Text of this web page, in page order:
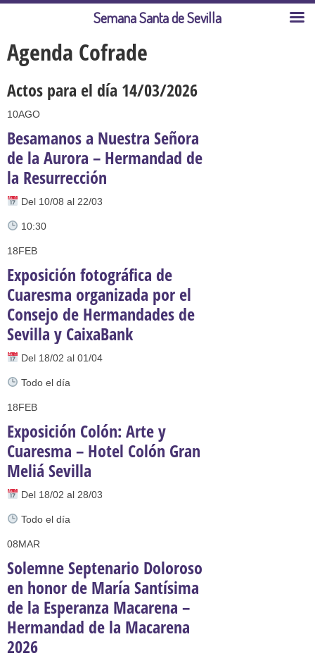
Agenda Cofrade
Actos para el día 14/03/2026
10AGO
Besamanos a Nuestra Señora
de la Aurora – Hermandad de
la Resurrección
Del 10/08 al 22/03
10:30
18FEB
Exposición fotográfica de
Cuaresma organizada por el
Consejo de Hermandades de
Sevilla y CaixaBank
Del 18/02 al 01/04
Todo el día
18FEB
Exposición Colón: Arte y
Cuaresma – Hotel Colón Gran
Meliá Sevilla
Del 18/02 al 28/03
Todo el día
08MAR
Solemne Septenario Doloroso
en honor de María Santísima
de la Esperanza Macarena –
Hermandad de la Macarena
2026
Semana Santa de Sevilla